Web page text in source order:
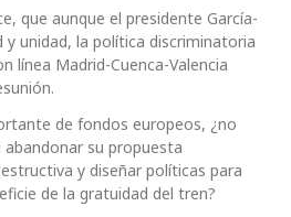
que aunque el presidente García-
y unidad, la política discriminatoria
línea Madrid-Cuenca-Valencia
de fondos europeos, ¿no
abandonar su propuesta
y diseñar políticas para
de la gratuidad del tren?